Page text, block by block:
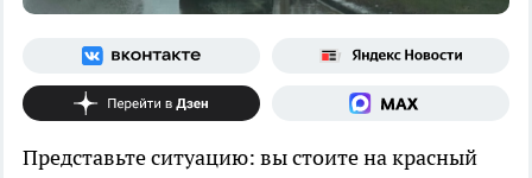
Представьте ситуацию: вы стоите на красный